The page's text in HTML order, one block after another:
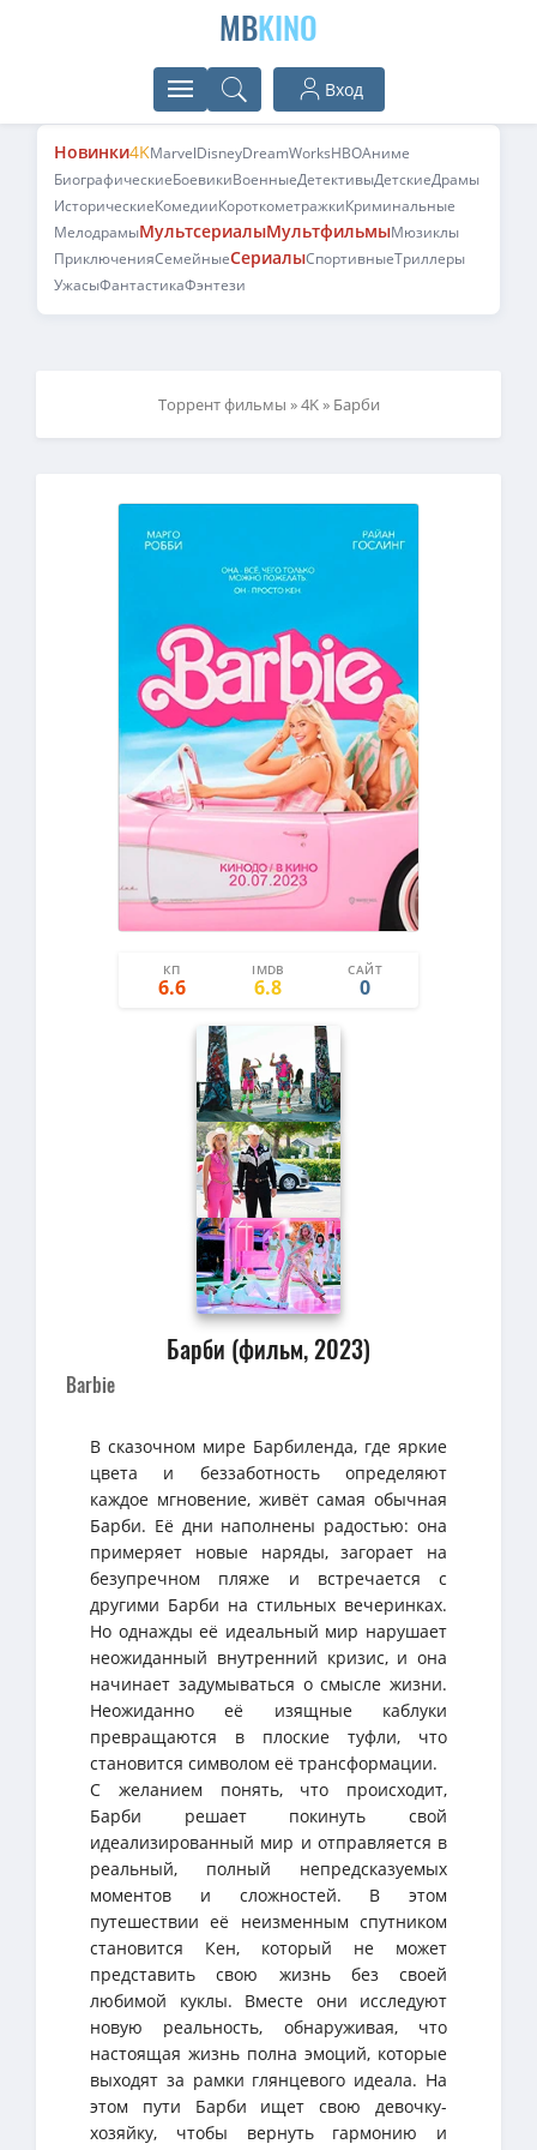
MBKINO
Вход
Новинки4KMarvelDisneyDreamWorksHBOАниме
БиографическиеБоевикиВоенныеДетективыДетскиеДрамы
ИсторическиеКомедииКороткометражкиКриминальные
МелодрамыМультсериалыМультфильмыМюзиклы
ПриключенияСемейныеСериалыСпортивныеТриллеры
УжасыФантастикаФэнтези
Торрент фильмы »4K» Барби
КП
6.6
IMDB
6.8
САЙТ
55
0
Барби (фильм, 2023)
Barbie
В сказочном мире Барбиленда, где яркие
цвета и беззаботность определяют
каждое мгновение, живёт самая обычная
Барби. Её дни наполнены радостью: она
примеряет новые наряды, загорает на
безупречном пляже и встречается с
другими Барби на стильных вечеринках.
Но однажды её идеальный мир нарушает
неожиданный внутренний кризис, и она
начинает задумываться о смысле жизни.
Неожиданно её изящные каблуки
превращаются в плоские туфли, что
становится символом её трансформации.
С желанием понять, что происходит,
Барби решает покинуть свой
идеализированный мир и отправляется в
реальный, полный непредсказуемых
моментов и сложностей. В этом
путешествии её неизменным спутником
становится Кен, который не может
представить свою жизнь без своей
любимой куклы. Вместе они исследуют
новую реальность, обнаруживая, что
настоящая жизнь полна эмоций, которые
выходят за рамки глянцевого идеала. На
этом пути Барби ищет свою девочку-
хозяйку, чтобы вернуть гармонию и